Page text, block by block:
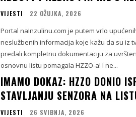
VIJESTI 22 OŽUJKA, 2026
Portal naInzulinu.com je putem vrlo
neslužbenih informacija koje kažu da su iz
predali kompletnu dokumentaciju za
osnovnu listu pomagala HZZO-a! I ne...
IMAMO DOKAZ: HZZO DONIO
STAVLJANJU SENZORA NA
VIJESTI 26 SVIBNJA, 2026